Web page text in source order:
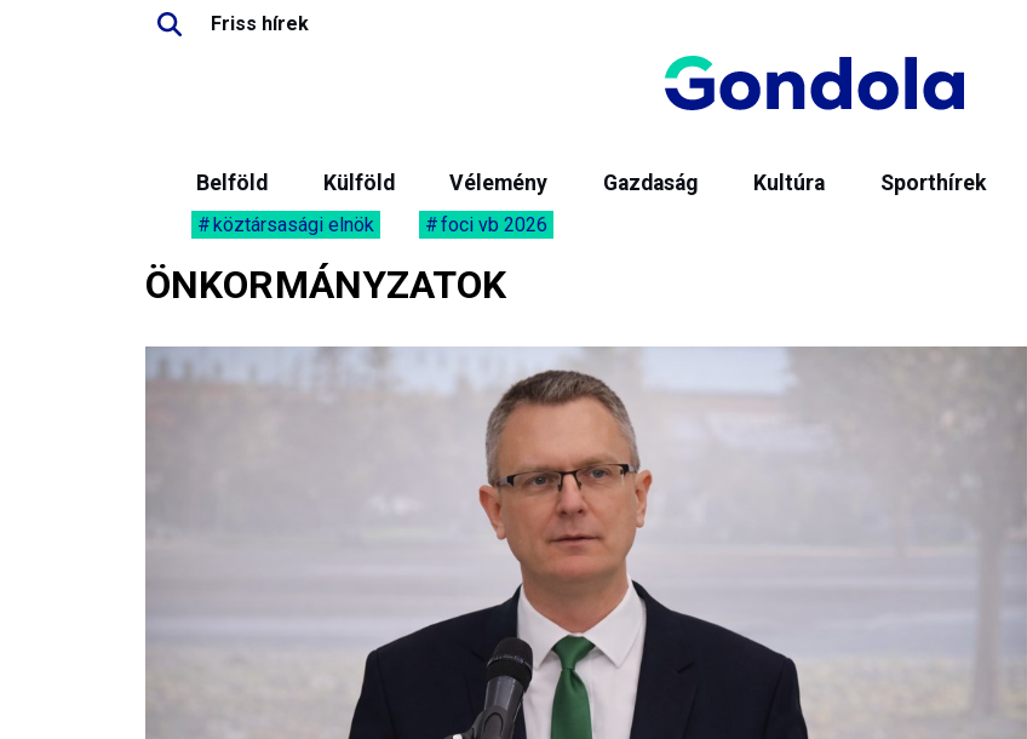
Friss hírek
Belföld Külföld Vélemény Gazdaság Kultúra Sporthírek
köztársasági elnök foci vb 2026
ÖNKORMÁNYZATOK